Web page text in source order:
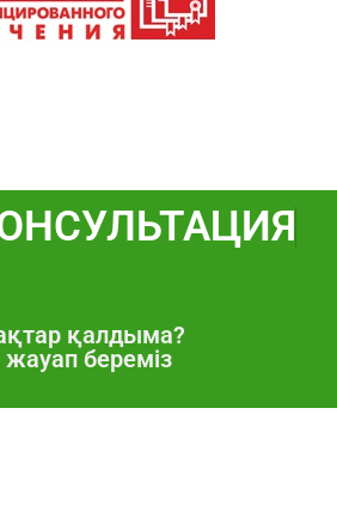
ТЕГІН
қалдыма?
жауап береміз